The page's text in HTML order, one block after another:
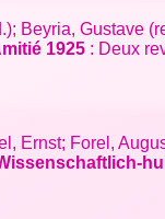
Beyria, Gustave
1925 : Deux
Ernst; Forel,